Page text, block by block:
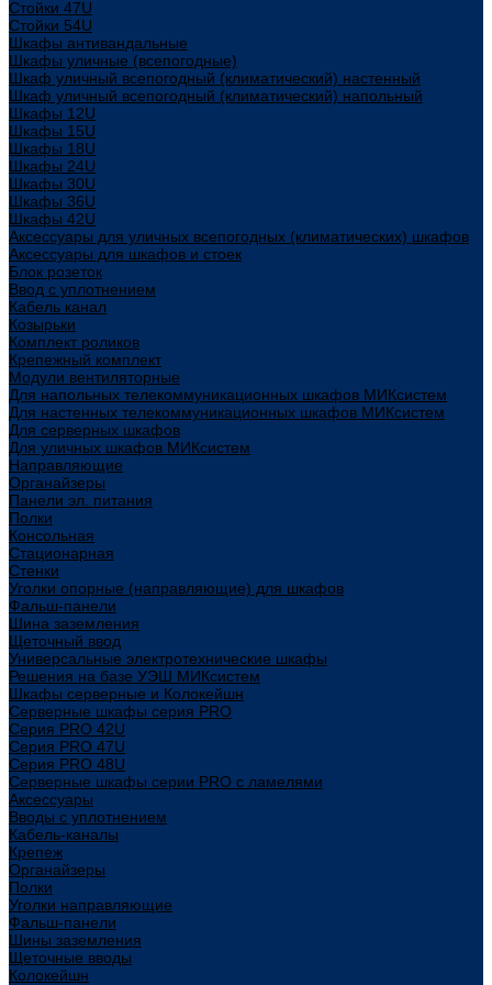
Стойки 47U
Стойки 54U
Шкафы антивандальные
Шкафы уличные (всепогодные)
Шкаф уличный всепогодный (климатический) настенный
Шкаф уличный всепогодный (климатический) напольный
Шкафы 12U
Шкафы 15U
Шкафы 18U
Шкафы 24U
Шкафы 30U
Шкафы 36U
Шкафы 42U
Аксессуары для уличных всепогодных (климатических) шкафов
Аксессуары для шкафов и стоек
Блок розеток
Ввод с уплотнением
Кабель канал
Козырьки
Комплект роликов
Крепежный комплект
Модули вентиляторные
Для напольных телекоммуникационных шкафов МИКсистем
Для настенных телекоммуникационных шкафов МИКсистем
Для серверных шкафов
Для уличных шкафов МИКсистем
Направляющие
Органайзеры
Панели эл. питания
Полки
Консольная
Стационарная
Стенки
Уголки опорные (направляющие) для шкафов
Фальш-панели
Шина заземления
Щеточный ввод
Универсальные электротехнические шкафы
Решения на базе УЭШ МИКсистем
Шкафы серверные и Колокейшн
Серверные шкафы серия PRO
Серия PRO 42U
Серия PRO 47U
Серия PRO 48U
Серверные шкафы серии PRO с ламелями
Аксессуары
Вводы с уплотнением
Кабель-каналы
Крепеж
Органайзеры
Полки
Уголки направляющие
Фальш-панели
Шины заземления
Щеточные вводы
Колокейшн